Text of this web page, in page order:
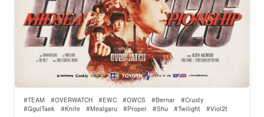
#TEAM #OVERWATCH #EWC #OWCS #Bernar
#Crusty
#GgulTaek
#Knife #Mealgaru #Proper #Shu #Twilight #Viol2t